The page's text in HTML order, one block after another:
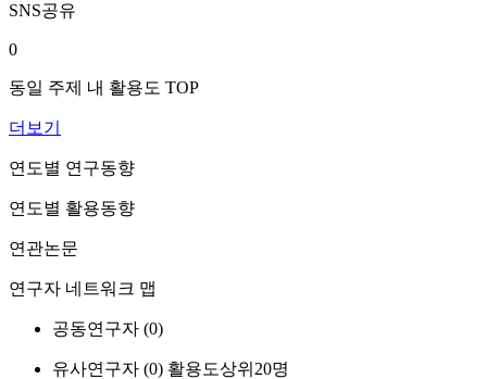
SNS공유
0
동일 주제 내 활용도 TOP
더보기
연도별 연구동향
연도별 활용동향
연관논문
연구자 네트워크 맵
공동연구자 (0)
유사연구자 (0) 활용도상위20명